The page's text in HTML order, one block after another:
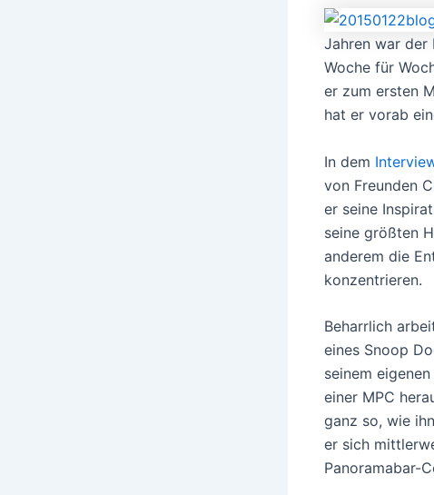
Jahren war der
Woche für
er zum ersten
hat er vorab
In dem
von Freunden
er seine
seine größten
anderem die
konzentrieren.
Beharrlich
eines Snoop
seinem
einer MPC
ganz so, wie
er sich
Panoramabar-